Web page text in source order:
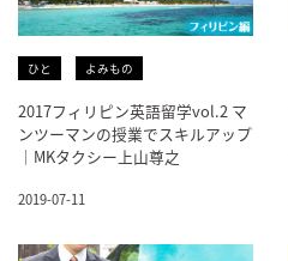
ひと よみもの
2017フィリピン英語留学vol.2 マ
ンツーマンの授業でスキルアップ
｜MKタクシー上山尊之
2019-07-11